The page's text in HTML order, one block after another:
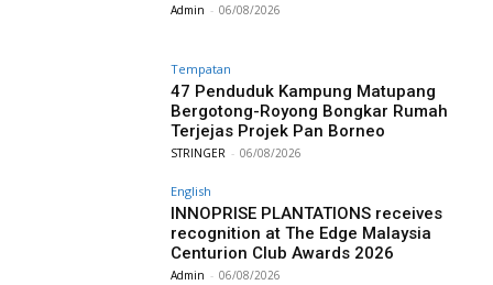
Admin - 06/08/2026
Tempatan
47 Penduduk Kampung Matupang
Bergotong-Royong Bongkar Rumah
Terjejas Projek Pan Borneo
STRINGER - 06/08/2026
English
INNOPRISE PLANTATIONS receives
recognition at The Edge Malaysia
Centurion Club Awards 2026
Admin - 06/08/2026